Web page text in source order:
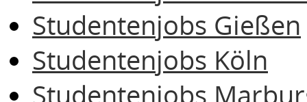
Studentenjobs Gießen
Studentenjobs Köln
Studentenjobs